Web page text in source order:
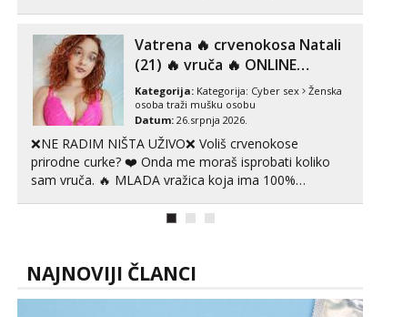
tipkanja uz slike i hot line pozive. Za vas sam
pripremila ...
Vatrena ‎️‍🔥 crvenokosa Natali
(21) ‎️‍🔥 vruča‎ ️‍🔥 ONLINE
ZABAVA
Kategorija: Kategorija: Cyber sex
Ženska
osoba traži mušku osobu
Datum: 26.srpnja 2026.
❌NE RADIM NIŠTA UŽIVO❌ Voliš crvenokose
prirodne curke? ❤️ Onda me moraš isprobati koliko
sam vruča.‎ ️‍🔥 MLADA vražica koja ima 100%
NAJNOVIJI ČLANCI